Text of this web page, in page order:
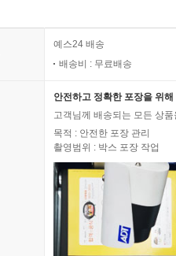
예스24 배송
배송비 : 무료배송
안전하고 정확한 포장을 위
고객님께 배송되는 모든 상
목적 : 안전한 포장 관리
촬영범위 : 박스 포장 작업